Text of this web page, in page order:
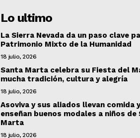
Lo ultimo
La Sierra Nevada da un paso clave
Patrimonio Mixto de la Humanidad
18 julio, 2026
Santa Marta celebra su Fiesta del
mucha tradición, cultura y alegría
18 julio, 2026
Asoviva y sus aliados llevan comida
enseñan buenos modales a niños de
Marta
18 julio, 2026